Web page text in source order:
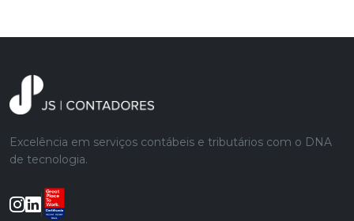
Excelência em serviços contábeis e tributários com o DNA
de tecnologia.